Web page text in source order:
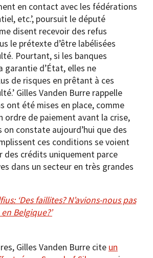
en contact avec les fédérations
etc.’, poursuit le député
disent recevoir des refus
le prétexte d’être labélisées
Pourtant, si les banques
garantie d’État, elles ne
de risques en prêtant à ces
Gilles Vanden Burre rappelle
ont été mises en place, comme
ordre de paiement avant la crise,
on constate aujourd’hui que des
ces conditions se voient
des crédits uniquement parce
dans un secteur en très grandes
‘Des faillites? N’avions-nous pas
Belgique?’
Gilles Vanden Burre cite un